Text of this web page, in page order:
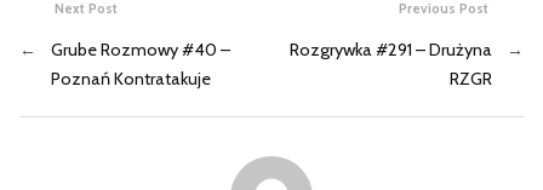
Previous Post
Rozgrywka #291 – Drużyna
RZGR
→
Next Post
←
Grube Rozmowy #40 –
Poznań Kontratakuje